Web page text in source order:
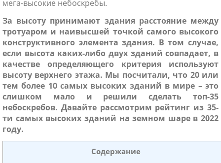
мега-высокие небоскребы.
За высоту принимают здания расстояние между
тротуаром и наивысшей точкой самого высокого
конструктивного элемента здания. В том случае,
если высота каких-либо двух зданий совпадает, в
качестве определяющего критерия используют
высоту верхнего этажа. Мы посчитали, что 20 или
тем более 10 самых высоких зданий в мире – это
слишком мало и решили сделать топ-35
небоскребов. Давайте рассмотрим рейтинг из 35-
ти самых высоких зданий на земном шаре в 2022
году.
Содержание